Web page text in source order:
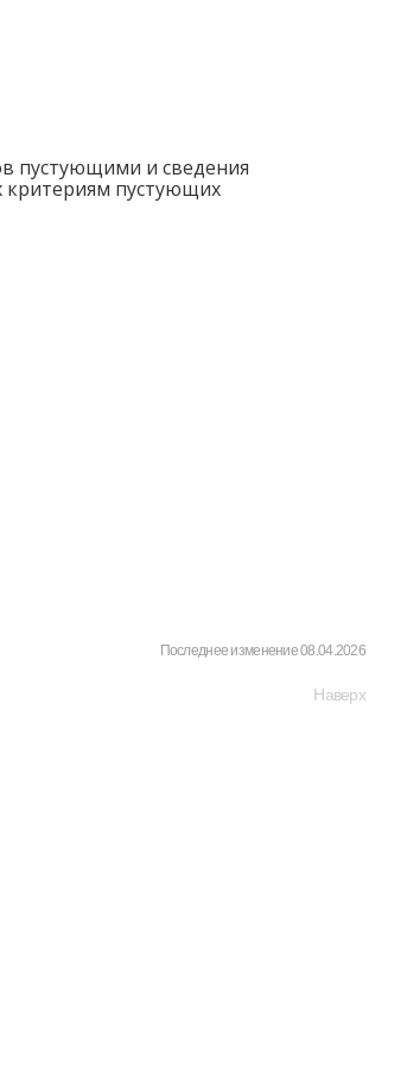
пустующими и сведения
критериям пустующих
Последнее изменение 08.04.2026
Наверх